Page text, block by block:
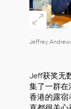
Jeffrey
Jeff获奖无
集了一群在
香港的露宿